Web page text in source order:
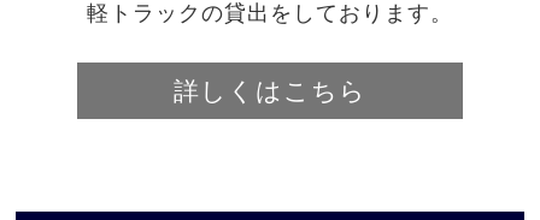
軽トラックの貸出をしております。
詳しくはこちら